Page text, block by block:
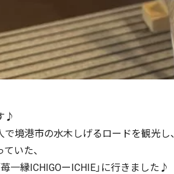
♪
境港市の水木しげるロードを観光し、
いた、
一縁ICHIGOーICHIE」に行きました♪